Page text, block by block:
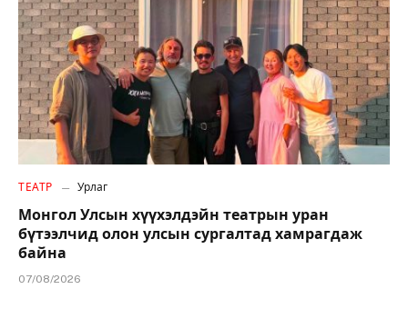
ТЕАТР Урлаг
Монгол Улсын хүүхэлдэйн театрын уран
бүтээлчид олон улсын сургалтад хамрагдаж
байна
07/08/2026